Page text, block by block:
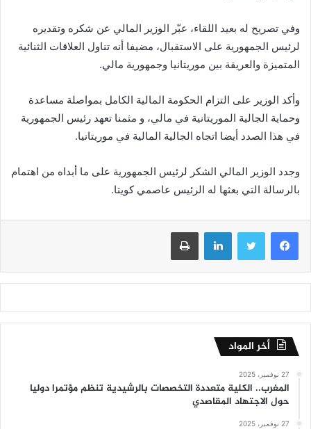
وفي تصريح له بعيد اللقاء، عبّر الوزير المالي عن شكره وتقديره
لرئيس الجمهورية على الاستقبال، مضيفا أنه تناول العلاقات الثنائية
المتميزة والعريقة بين موريتانيا وجمهورية مالي.
وأكد الوزير على التزام الحكومة المالية الكامل بمواصلة مساعدة
وحماية الجالية الموريتانية في مالي، و مثمنا تعهد رئيس الجمهورية
في هذا الصدد أيضا اتجاه الجالية المالية في موريتانيا.
وجدد الوزير المالي الشكر لرئيس الجمهورية على ما أبداه من اهتمام
بالرسالة التي بعثها له الرئيس عاصمي كويتا.
فيسبوك تويتر لينكدإن طباعة
أخر المواد
27 نوفمبر، 2025
المغرب.. الكلية متعددة التخصصات بالرشيدية تنظم مؤتمرا دوليا
حول الاجتهاد المقاصدي
27 نوفمبر، 2025